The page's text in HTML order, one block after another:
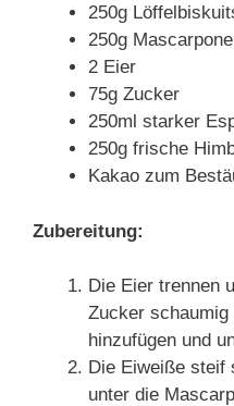
250g
250g Mascarpone
2 Eier
75g Zucker
250ml starker
250g frische
Kakao zum
Zubereitung:
Die Eier trennen
Zucker
hinzufügen und
Die Eiweiße steif
unter die